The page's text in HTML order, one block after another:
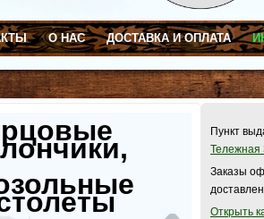
О НАС ДОСТАВКА И ОПЛАТА
Пункт
Тележная
Заказы
Открыть